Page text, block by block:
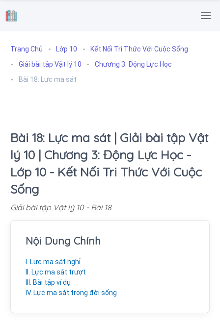
.
Trang Chủ Lớp 10
Kết Nối Tri Thức Với Cuộc Sống
Giải bài tập Vật lý 10
Chương 3: Động Lực Học
Bài 18: Lực ma sát
Bài 18: Lực ma sát | Giải bài tập Vật
lý 10 | Chương 3: Động Lực Học -
Lớp 10 - Kết Nối Tri Thức Với Cuộc
Sống
Giải bài tập Vật lý 10 - Bài 18
Nội Dung Chính
I. Lực ma sát nghỉ
II. Lực ma sát trượt
III. Bài tập ví dụ
IV. Lực ma sát trong đời sống